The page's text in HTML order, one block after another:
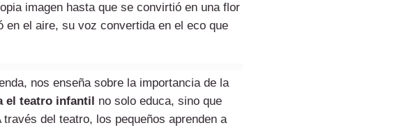
imagen hasta que se convirtió en una flor
en el aire, su voz convertida en el eco que
nos enseña sobre la importancia de la
el teatro infantil
no solo educa, sino que
del teatro, los pequeños aprenden a